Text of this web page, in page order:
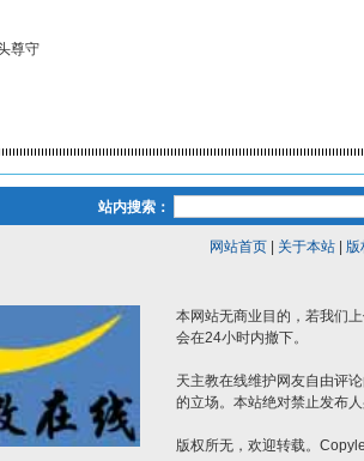
尊守
站内搜索：
网站首页| 关于本站| 版
本网站无商业目的，若我们
会在24小时内撤下。
天主教在线维护网友自由评
的立场。本站绝对禁止发布
版权所无，欢迎转载。